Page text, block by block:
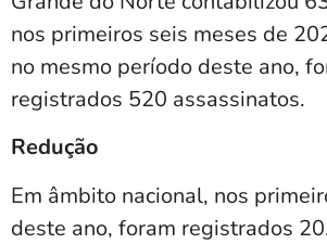
nos primeiros seis meses de
no mesmo período deste ano,
registrados 520 assassinatos.
Redução
Em âmbito nacional, nos
deste ano, foram registrados